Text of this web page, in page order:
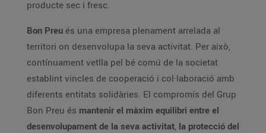
producte sec i fresc.
Bon Preu és una empresa plenament arrelada al
territori on desenvolupa la seva activitat. Per això,
contínuament vetlla pel bé comú de la societat
establint vincles de cooperació i col·laboració amb
diferents entitats solidàries. El compromís del Grup
Bon Preu és mantenir el màxim equilibri entre el
desenvolupament de la seva activitat, la protecció del